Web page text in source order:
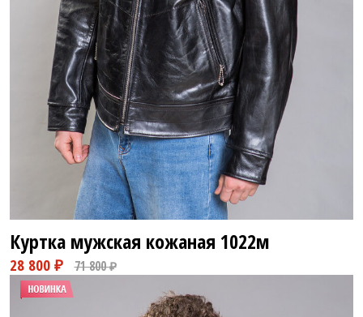
Куртка мужская кожаная 1022м